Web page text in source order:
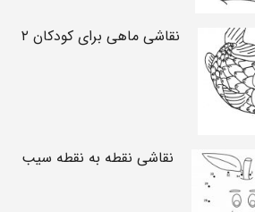
نقاشی ماهی برای کودکان ۲
نقاشی نقطه به نقطه سیب